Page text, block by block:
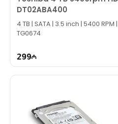
DT02ABA400
4 TB | SATA | 3.5 inch | 5400 RPM |
TG0674
299